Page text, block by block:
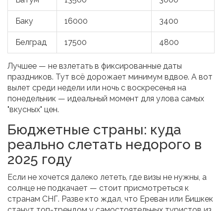
Баку 16000 3400
Белград 17500 4800
Лучшее — не взлетать в фиксированные даты
праздников. Тут всё дорожает минимум вдвое. А вот
вылет среди недели или ночь с воскресенья на
понедельник — идеальный момент для улова самых
"вкусных" цен.
Бюджетные страны: куда
реально слетать недорого в
2025 году
Если не хочется далеко лететь, где визы не нужны, а
солнце не подкачает — стоит присмотреться к
странам СНГ. Разве кто ждал, что Ереван или Бишкек